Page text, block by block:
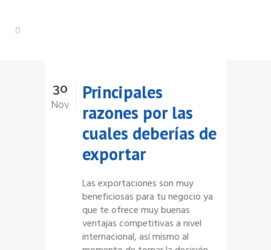
30
Nov
Principales
razones por las
cuales deberías de
exportar
Las exportaciones son muy
beneficiosas para tu negocio ya
que te ofrece muy buenas
ventajas competitivas a nivel
internacional, así mismo al